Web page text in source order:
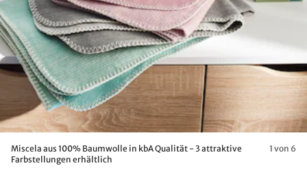
Miscela aus 100% Baumwolle in kbA Qualität - 3 attraktive
Farbstellungen erhältlich
1 von 6